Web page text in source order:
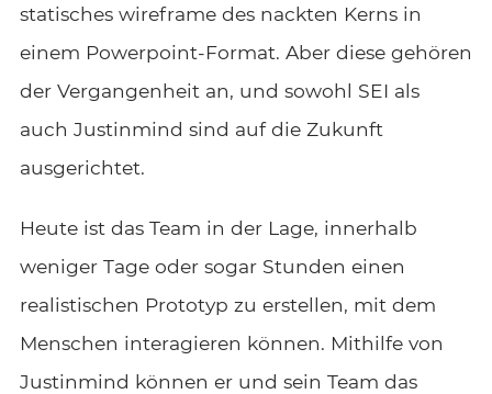
statisches wireframe des nackten Kerns in
einem Powerpoint-Format. Aber diese gehören
der Vergangenheit an, und sowohl SEI als
auch Justinmind sind auf die Zukunft
ausgerichtet.
Heute ist das Team in der Lage, innerhalb
weniger Tage oder sogar Stunden einen
realistischen Prototyp zu erstellen, mit dem
Menschen interagieren können. Mithilfe von
Justinmind können er und sein Team das